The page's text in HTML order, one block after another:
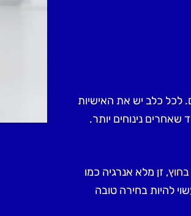
לכל כלב יש את האישיות
שאחרים נינוחים יותר.
בחוץ, זן מלא אנרגיה כמו
להיות בחירה טובה